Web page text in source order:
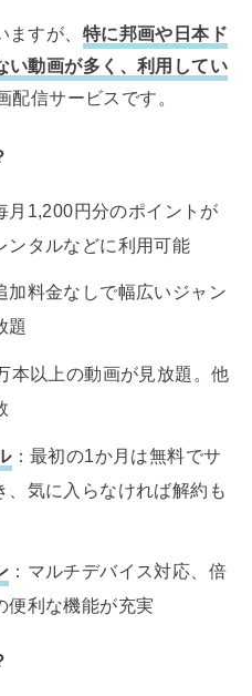
すが、 特に邦画や日本ド
い動画が多く、利用してい
配信サービスです。
月1,200円分のポイントが
ンタルなどに利用可能
加料金なしで幅広いジャン
題
本以上の動画が見放題。他
：最初の1か月は無料でサ
、気に入らなければ解約も
：マルチデバイス対応、倍
便利な機能が充実